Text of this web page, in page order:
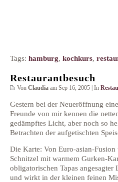
Tags: hamburg, kochkurs,
Restaurantbesuch
Von Claudia am Sep 16, 2005 | In
Gestern bei der Neueröffnung
Freunde von mir kennen die
gedämpftes Licht, aber noch so
Betrachten der aufgetischten
Die Karte: Von Euro-asian-
Schnitzel mit warmem Gurken-
obligatorischen Tapas angesagter
und wirkt in der kleinen feinen